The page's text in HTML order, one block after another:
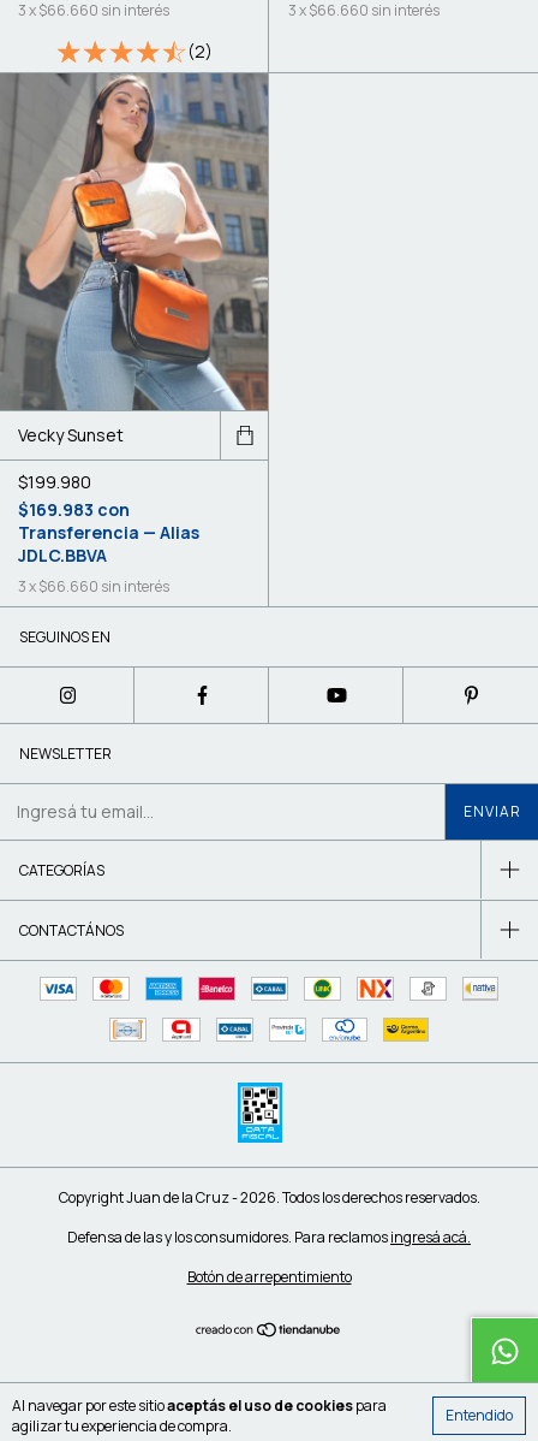
Al navegar por este sitioaceptás el uso de cookiespara
agilizar tu experiencia de compra.
Entendido
3x$66.660 sin interés
(2)
3x$66.660 sin interés
Vecky Sunset
$199.980
$169.983 con
Transferencia — Alias
JDLC.BBVA
3x$66.660 sin interés
SEGUINOS EN
NEWSLETTER
CATEGORÍAS
CONTACTÁNOS
Copyright Juan de la Cruz - 2026. Todos los derechos reservados.
Defensa de las y los consumidores. Para reclamosingresá acá.
Botón de arrepentimiento